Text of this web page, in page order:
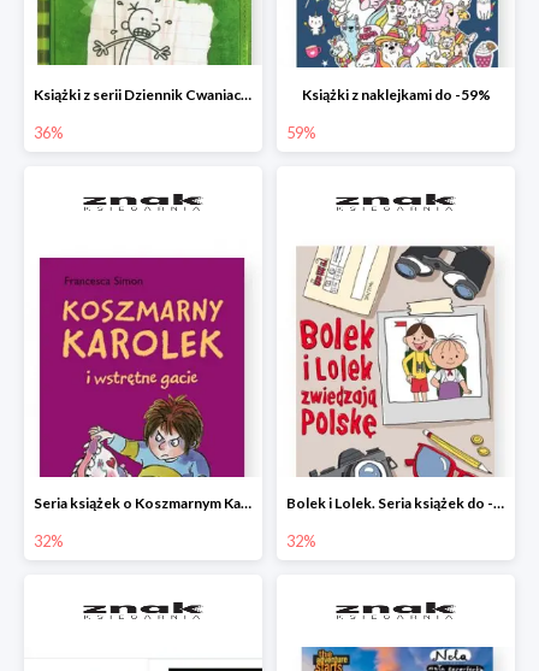
Książki z serii Dziennik Cwaniaczka
36%
Książki z naklejkami do -59%
59%
Seria książek o Koszmarnym Karolku do -32%
32%
Bolek i Lolek. Seria książek do -32%
32%